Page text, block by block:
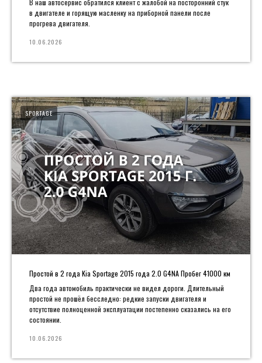
в двигателе и горящую масленку на приборной панели после
прогрева двигателя.
10.06.2026
SPORTAGE
Простой в 2 года Kia Sportage 2015 года 2.0 G4NA Пробег 41000 км
Два года автомобиль практически не видел дороги. Длительный
простой не прошёл бесследно: редкие запуски двигателя и
отсутствие полноценной эксплуатации постепенно сказались на его
состоянии.
10.06.2026